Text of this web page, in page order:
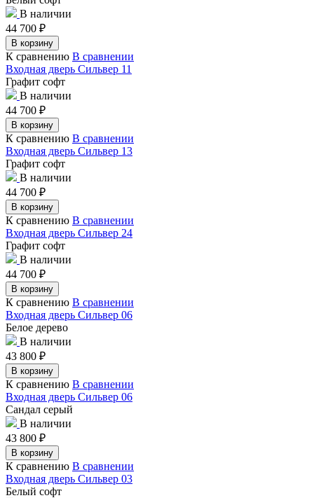
В наличии
44 700 ₽
В корзину
К сравнению В сравнении
Входная дверь Сильвер 11
Графит софт
В наличии
44 700 ₽
В корзину
К сравнению В сравнении
Входная дверь Сильвер 13
Графит софт
В наличии
44 700 ₽
В корзину
К сравнению В сравнении
Входная дверь Сильвер 24
Графит софт
В наличии
44 700 ₽
В корзину
К сравнению В сравнении
Входная дверь Сильвер 06
Белое дерево
В наличии
43 800 ₽
В корзину
К сравнению В сравнении
Входная дверь Сильвер 06
Сандал серый
В наличии
43 800 ₽
В корзину
К сравнению В сравнении
Входная дверь Сильвер 03
Белый софт